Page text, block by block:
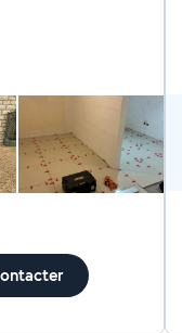
bien plus